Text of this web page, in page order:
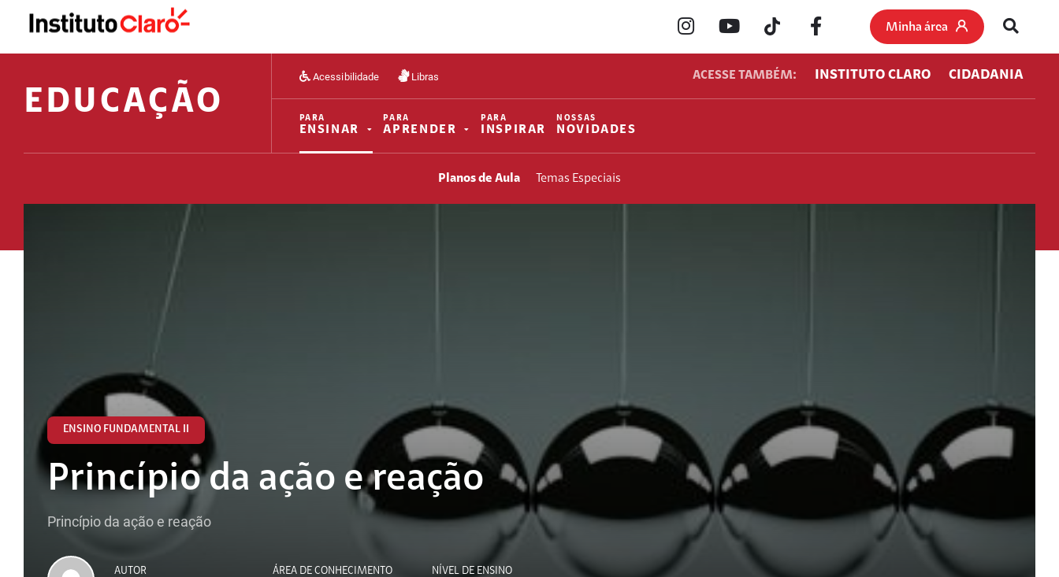
Minha área
EDUCAÇÃO
Acessibilidade Libras ACESSE TAMBÉM: INSTITUTO CLARO CIDADANIA
PARA
ENSINAR
PARA
APRENDER
PARA
INSPIRAR
NOSSAS
NOVIDADES
Planos de Aula Temas Especiais
ENSINO FUNDAMENTAL II
Princípio da ação e reação
Princípio da ação e reação
AUTOR ÁREA DE CONHECIMENTO NÍVEL DE ENSINO